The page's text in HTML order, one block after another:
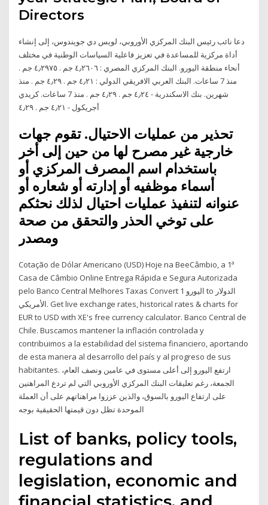
Directors
دعا نائب رئيس البنك المركزي الأوروبي، لويس دي جويندوس، إلى إنشاء
أداة مركزية للمساعدة في تعزيز فاعلية السياسات الوطنية في مختلف
أنحاء منطقة اليورو. البنك المركزي المصري : ٤٫٢٦٠٦ جم . ٤٫٢٩٧٥ جم .
منذ 7 ساعات. البنك العربي الافريقي الدولي : ٤٫٢١ جم . ٤٫٢٩ جم . منذ
شهرين. بنك الاسكندرية - ٤٫٢٤ جم . ٤٫٢٩ جم . منذ 7 ساعات. كريدي
أجريكول - ٤٫٢١ جم . ٤٫٢٩
تحذير من عمليات الاحتيال. تقوم جهات
خارجية غير مصرح لها من حين إلى أخر
باستخدام اسم المصرف المركزي أو
أسماء موظفيه أو إدارته أو شعاره أو
عنوانه لتنفيذ عمليات احتيال لذلك نحثكم
على توخي الحذر والتحقق من صحة
ومصدر
Cotação de Dólar Americano (USD) Hoje na BeeCâmbio, a 1ª
Casa de Câmbio Online Entrega Rápida e Segura Autorizada
pelo Banco Central Melhores Taxas Convert 1 اليورو to الدولار
الأمريكي. Get live exchange rates, historical rates & charts for
EUR to USD with XE's free currency calculator. Banco Central de
Chile. Buscamos mantener la inflación controlada y
contribuimos a la estabilidad del sistema financiero, aportando
de esta manera al desarrollo del país y al progreso de sus
habitantes. ارتفع اليورو إلى أعلى مستوى في عامين ونصف العام،
الجمعة، رغم تعليقات البنك المركزي الأوروبي التي لم تردع المراهنين
على ارتفاع اليورو بالسوق، والذين عززوا مراهناتهم على أن العملة
الموحدة تظل دون قيمتها الحقيقية بوجه
List of banks, policy tools,
regulations and
legislation, economic and